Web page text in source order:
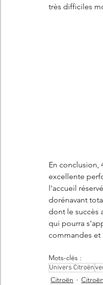
très difficiles
En conclusion,
excellente
l'accueil
dorénavant
dont le succès
qui pourra
commandes et
Mots-clés :
Univers Citroën
Citroën